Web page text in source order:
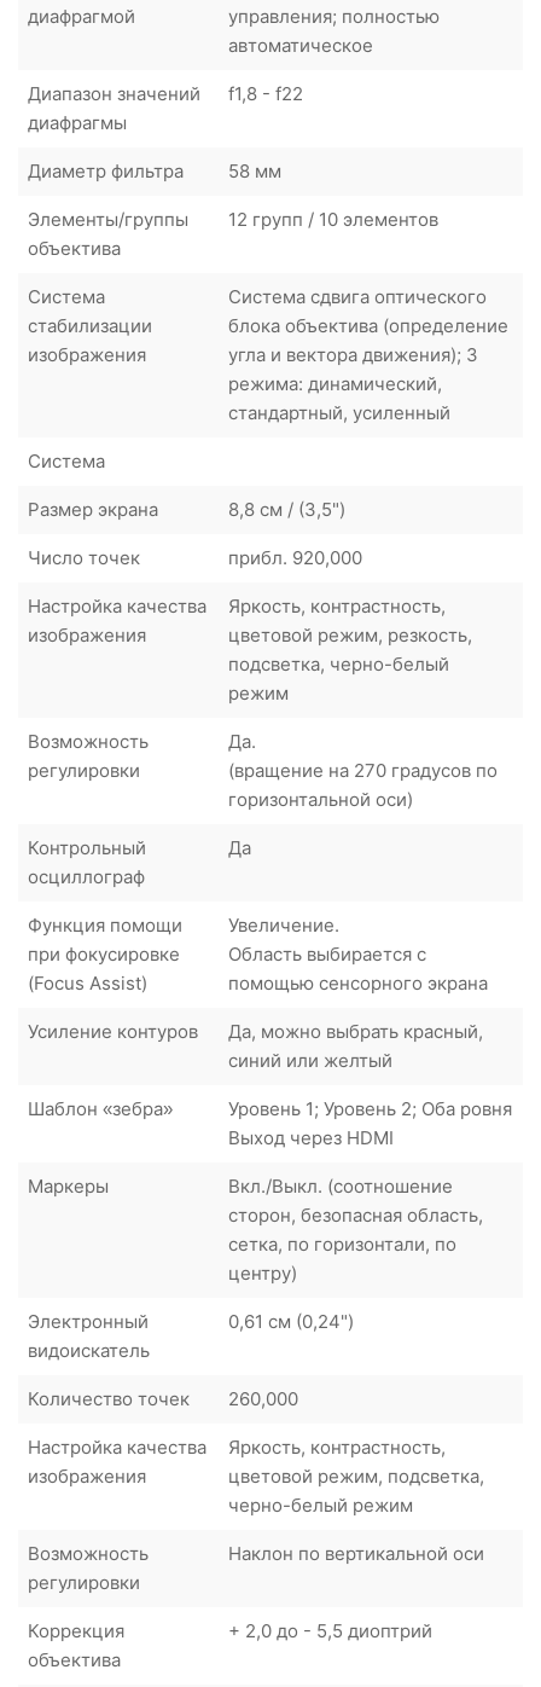
диафрагмой
управления; полностью
автоматическое
Диапазон значений
диафрагмы
f1,8 - f22
Диаметр фильтра 58 мм
Элементы/группы
объектива
12 групп / 10 элементов
Система
стабилизации
изображения
Система сдвига оптического
блока объектива (определение
угла и вектора движения); 3
режима: динамический,
стандартный, усиленный
Система
Размер экрана 8,8 см / (3,5")
Число точек прибл. 920,000
Настройка качества
изображения
Яркость, контрастность,
цветовой режим, резкость,
подсветка, черно-белый
режим
Возможность
регулировки
Да.
(вращение на 270 градусов по
горизонтальной оси)
Контрольный
осциллограф
Да
Функция помощи
при фокусировке
(Focus Assist)
Увеличение.
Область выбирается с
помощью сенсорного экрана
Усиление контуров
Да, можно выбрать красный,
синий или желтый
Шаблон «зебра»
Уровень 1; Уровень 2; Оба ровня
Выход через HDMI
Маркеры
Вкл./Выкл. (соотношение
сторон, безопасная область,
сетка, по горизонтали, по
центру)
Электронный
видоискатель
0,61 см (0,24")
Количество точек 260,000
Настройка качества
изображения
Яркость, контрастность,
цветовой режим, подсветка,
черно-белый режим
Возможность
регулировки
Наклон по вертикальной оси
Коррекция
объектива
+ 2,0 до - 5,5 диоптрий